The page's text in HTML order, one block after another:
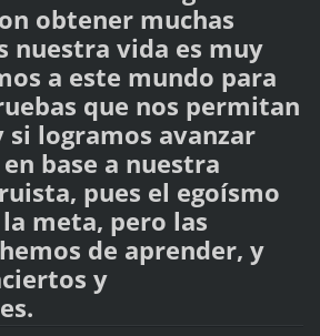
obtener muchas
nuestra vida es muy
a este mundo para
que nos permitan
si logramos avanzar
base a nuestra
pues el egoísmo
meta, pero las
de aprender, y
y